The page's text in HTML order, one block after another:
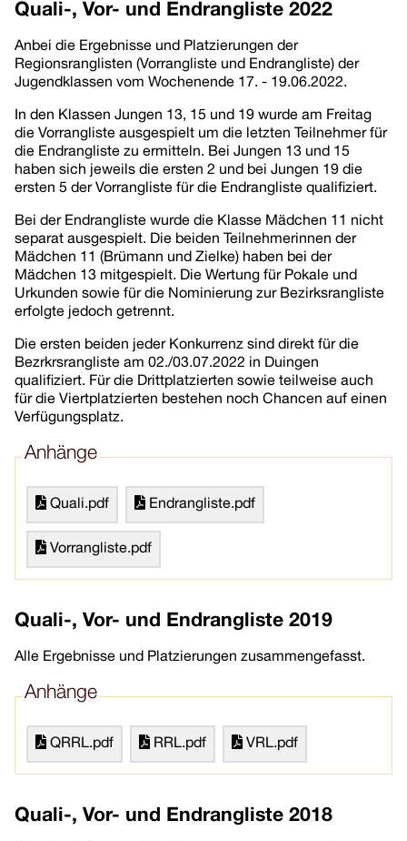
Quali-, Vor- und Endrangliste 2022
Anbei die Ergebnisse und Platzierungen der
Regionsranglisten (Vorrangliste und Endrangliste) der
Jugendklassen vom Wochenende 17. - 19.06.2022.
In den Klassen Jungen 13, 15 und 19 wurde am Freitag
die Vorrangliste ausgespielt um die letzten Teilnehmer für
die Endrangliste zu ermitteln. Bei Jungen 13 und 15
haben sich jeweils die ersten 2 und bei Jungen 19 die
ersten 5 der Vorrangliste für die Endrangliste qualifiziert.
Bei der Endrangliste wurde die Klasse Mädchen 11 nicht
separat ausgespielt. Die beiden Teilnehmerinnen der
Mädchen 11 (Brümann und Zielke) haben bei der
Mädchen 13 mitgespielt. Die Wertung für Pokale und
Urkunden sowie für die Nominierung zur Bezirksrangliste
erfolgte jedoch getrennt.
Die ersten beiden jeder Konkurrenz sind direkt für die
Bezrkrsrangliste am 02./03.07.2022 in Duingen
qualifiziert. Für die Drittplatzierten sowie teilweise auch
für die Viertplatzierten bestehen noch Chancen auf einen
Verfügungsplatz.
Anhänge
Quali.pdf Endrangliste.pdf
Vorrangliste.pdf
Quali-, Vor- und Endrangliste 2019
Alle Ergebnisse und Platzierungen zusammengefasst.
Anhänge
QRRL.pdf RRL.pdf VRL.pdf
Quali-, Vor- und Endrangliste 2018